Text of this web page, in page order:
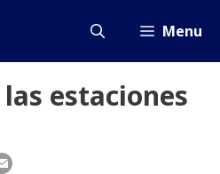
Menu
estaciones